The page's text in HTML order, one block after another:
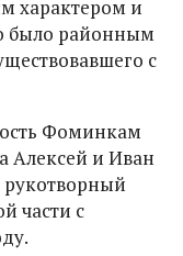
характером и
было районным
с
Фоминкам
Алексей и Иван
части с